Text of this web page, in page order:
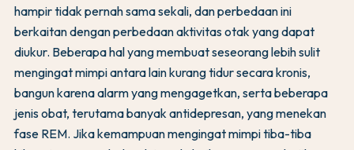
hampir tidak pernah sama sekali, dan perbedaan ini
berkaitan dengan perbedaan aktivitas otak yang dapat
diukur. Beberapa hal yang membuat seseorang lebih sulit
mengingat mimpi antara lain kurang tidur secara kronis,
bangun karena alarm yang mengagetkan, serta beberapa
jenis obat, terutama banyak antidepresan, yang menekan
fase REM. Jika kemampuan mengingat mimpi tiba-tiba